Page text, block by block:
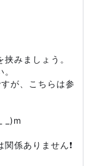
みましょう。
が、こちらは参
_)m
係ありません❗